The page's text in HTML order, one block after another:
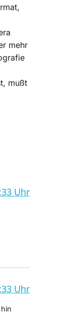
mehr
mußt
Uhr
Uhr